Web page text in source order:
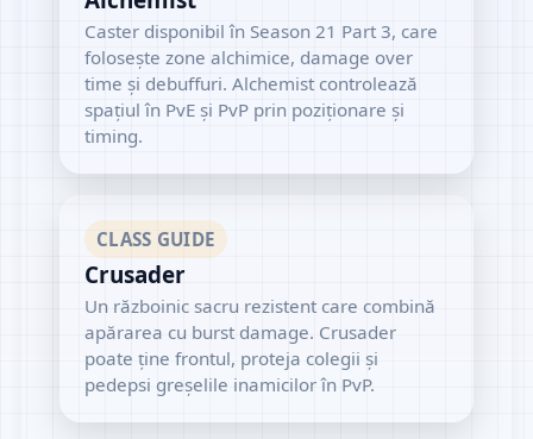
Caster disponibil în Season 21 Part 3, care
folosește zone alchimice, damage over
time și debuffuri. Alchemist controlează
spațiul în PvE și PvP prin poziționare și
timing.
CLASS GUIDE
Crusader
Un războinic sacru rezistent care combină
apărarea cu burst damage. Crusader
poate ține frontul, proteja colegii și
pedepsi greșelile inamicilor în PvP.